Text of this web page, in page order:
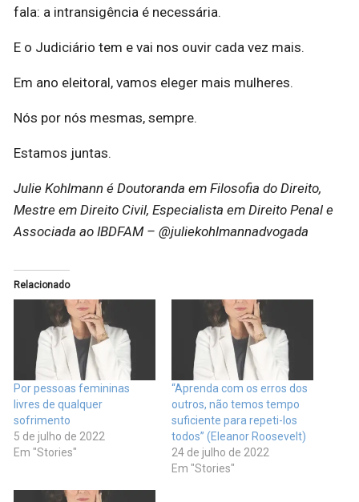
fala: a intransigência é necessária.
E o Judiciário tem e vai nos ouvir cada vez mais.
Em ano eleitoral, vamos eleger mais mulheres.
Nós por nós mesmas, sempre.
Estamos juntas.
​​​​Julie Kohlmann é Doutoranda em Filosofia do Direito,
Mestre em Direito Civil, Especialista em Direito Penal e
Associada ao IBDFAM – @juliekohlmannadvogada
Relacionado
Por pessoas femininas
livres de qualquer
sofrimento
5 de julho de 2022
Em "Stories"
“Aprenda com os erros dos
outros, não temos tempo
suficiente para repeti-los
todos” (Eleanor Roosevelt)
24 de julho de 2022
Em "Stories"